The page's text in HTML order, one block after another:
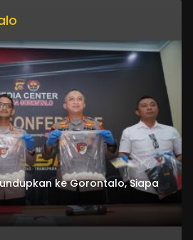
ke Gorontalo, Siapa